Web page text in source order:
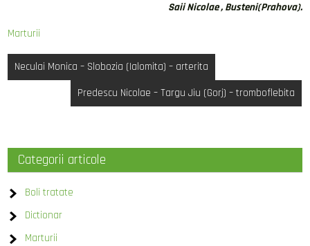
Saii Nicolae , Busteni(Prahova).
Marturii
Post
navigation
Neculai Monica – Slobozia (Ialomita) – arterita
Predescu Nicolae – Targu Jiu (Gorj) – tromboflebita
Categorii articole
Boli tratate
Dictionar
Marturii